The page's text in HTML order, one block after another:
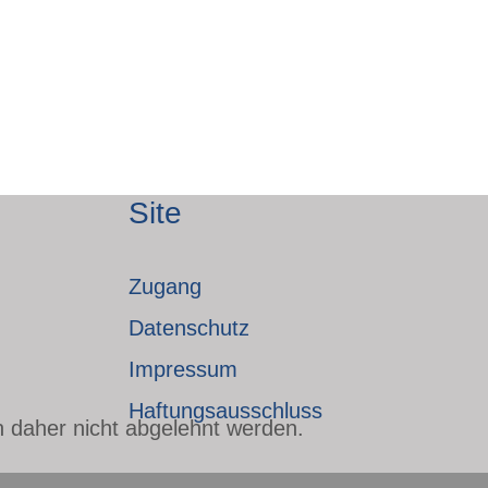
Site
Zugang
Datenschutz
Impressum
Haftungsausschluss
nicht abgelehnt werden.